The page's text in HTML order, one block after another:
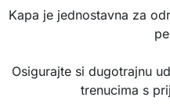
Kapa je jednostavna za
Osigurajte si dugotrajnu
trenucima s